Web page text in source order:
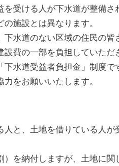
受ける人が下水道が整備さ
施設とは異なります。
水道のない区域の住民の皆
費の一部を負担していただ
水道受益者負担金」制度で
をお願いいたします。
と、土地を借りている人が
を納付しますが、土地に関